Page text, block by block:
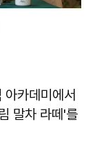
카데미에서
말차 라떼'를